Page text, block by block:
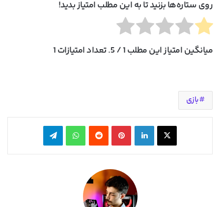
روی ستاره‌ها بزنید تا به این مطلب امتیاز بدید!
میانگین امتیاز این مطلب1/ 5. تعداد امتیازات 1
بازی
X لینکدین ‫پین‌ترست‫رددیت واتس آپ تلگرام